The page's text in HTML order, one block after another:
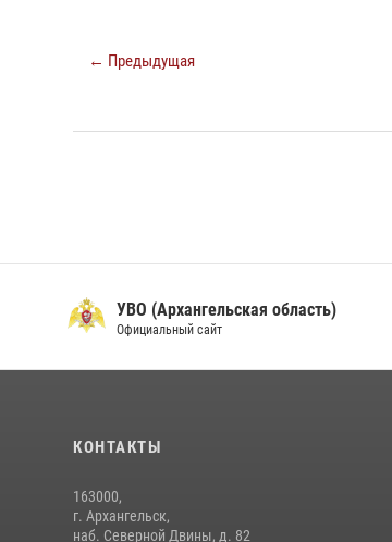
← Предыдущая
УВО (Архангельская область)
Официальный сайт
КОНТАКТЫ
163000,
г. Архангельск,
наб. Северной Двины, д. 82